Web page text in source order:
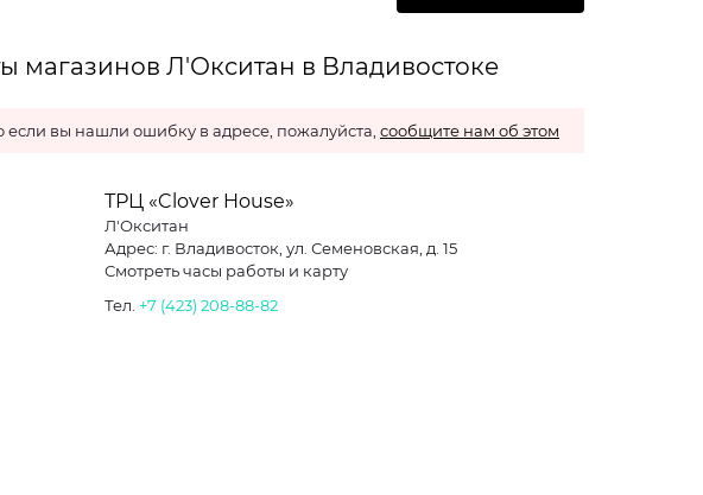
магазинов Л'Окситан в Владивостоке
вы нашли ошибку в адресе, пожалуйста, сообщите нам об этом
ТРЦ «Clover House»
Л'Окситан
Адрес: г. Владивосток, ул. Семеновская, д. 15
Смотреть часы работы и карту
Тел. +7 (423) 208-88-82